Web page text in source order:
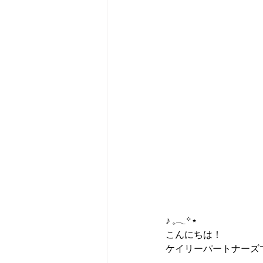
♪ 𓈒𓂃꙳⋆
こんにちは！
ケイリーパートナーズ